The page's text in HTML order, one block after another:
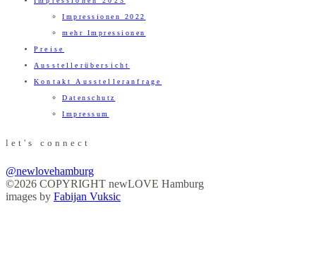
Impressionen 2022
mehr Impressionen
Preise
Ausstellerübersicht
Kontakt Ausstelleranfrage
Datenschutz
Impressum
let's connect
@newlovehamburg
©2026 COPYRIGHT newLOVE Hamburg
images by Fabijan Vuksic